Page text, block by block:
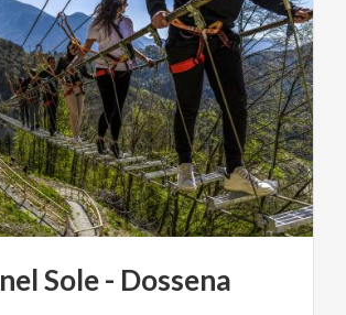
nelSole- Dossena